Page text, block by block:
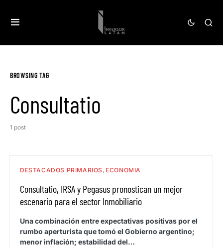
BROWSING TAG
Consultatio
1 post
DESTACADOS PRIMARIOS ECONOMIA
Consultatio, IRSA y Pegasus pronostican un mejor
escenario para el sector Inmobiliario
Una combinación entre expectativas positivas por el
rumbo aperturista que tomó el Gobierno argentino;
menor inflación; estabilidad del…